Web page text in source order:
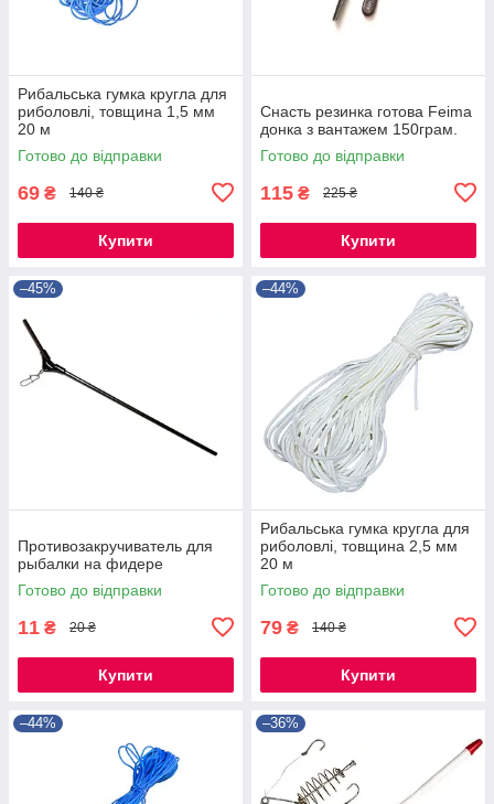
Рибальська гумка кругла для
риболовлі, товщина 1,5 мм
20 м
Готово до відправки
69 ₴ 140 ₴
Купити
Снасть резинка готова Feima
донка з вантажем 150грам.
Готово до відправки
115 ₴ 225 ₴
Купити
–45%
Противозакручиватель для
рыбалки на фидере
Готово до відправки
11 ₴ 20 ₴
Купити
–44%
Рибальська гумка кругла для
риболовлі, товщина 2,5 мм
20 м
Готово до відправки
79 ₴ 140 ₴
Купити
–44% –36%